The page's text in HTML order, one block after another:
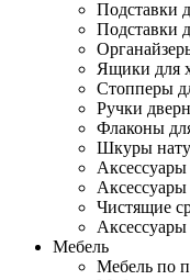
Подставки
Подставки
Ящики для
Стопперы
Ручки
Флаконы
Шкуры
Аксессуары
Чистящие
Мебель
Мебель по